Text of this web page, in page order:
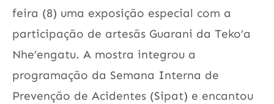
feira (8) uma exposição especial com a
participação de artesãs Guarani da Teko’a
Nhe’engatu. A mostra integrou a
programação da Semana Interna de
Prevenção de Acidentes (Sipat) e encantou